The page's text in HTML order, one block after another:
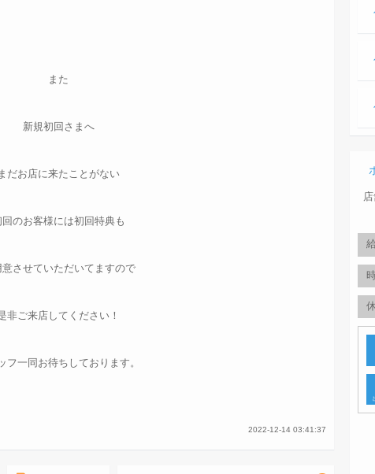
また
新規初回さまへ
だお店に来たことがない
回のお客様には初回特典も
させていただいてますので
非ご来店してください！
フ一同お待ちしております。
2022-12-14 03:41:37